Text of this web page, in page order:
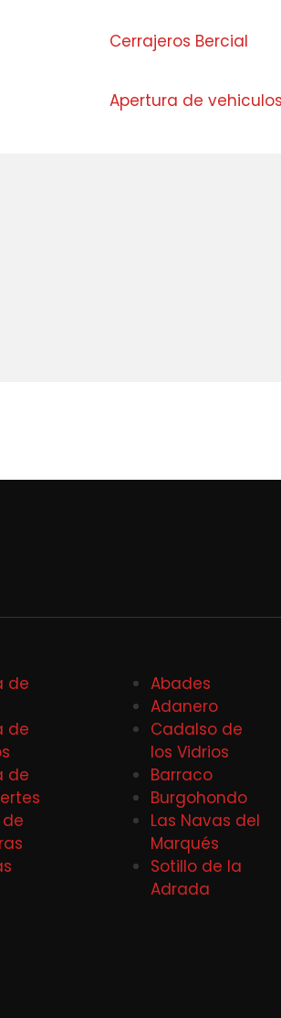
Cerrajeros Bercial
Apertura de
de
de
de
Abades
Adanero
Cadalso de
los Vidrios
Barraco
Burgohondo
Las Navas del
Marqués
Sotillo de la
Adrada